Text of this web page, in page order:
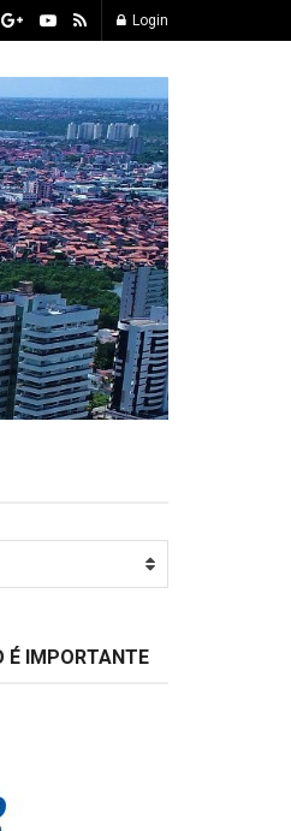
Login
É IMPORTANTE